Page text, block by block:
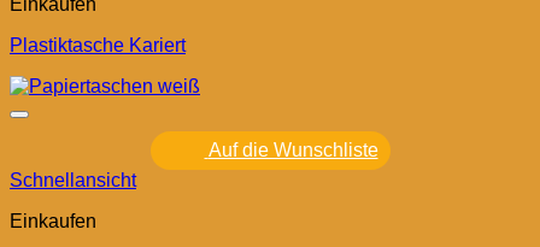
Einkaufen
Plastiktasche Kariert
Auf die Wunschliste
Schnellansicht
Einkaufen